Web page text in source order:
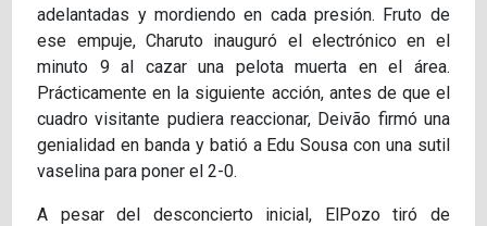
adelantadas y mordiendo en cada presión. Fruto de
ese empuje, Charuto inauguró el electrónico en el
minuto 9 al cazar una pelota muerta en el área.
Prácticamente en la siguiente acción, antes de que el
cuadro visitante pudiera reaccionar, Deivão firmó una
genialidad en banda y batió a Edu Sousa con una sutil
vaselina para poner el 2-0.
A pesar del desconcierto inicial, ElPozo tiró de